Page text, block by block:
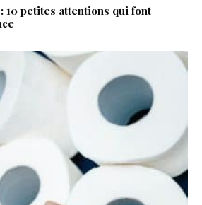
10 petites attentions qui font